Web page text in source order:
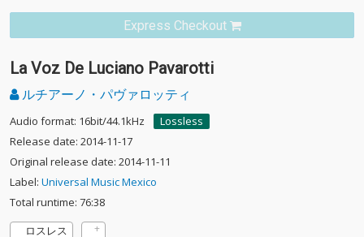
Express Checkout
La Voz De Luciano Pavarotti
ルチアーノ・パヴァロッティ
Audio format: 16bit/44.1kHz
Lossless
Release date: 2014-11-17
Original release date: 2014-11-11
Label: Universal Music Mexico
Total runtime: 76:38
ロスレス